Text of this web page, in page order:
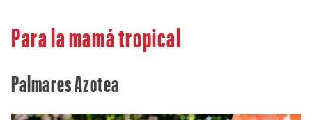
Para la mamá tropical
Palmares Azotea